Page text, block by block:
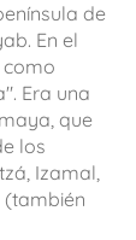
de
En el
Era una
que
los
Izamal,
(también